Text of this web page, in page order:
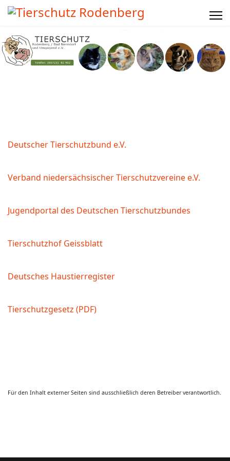
Deutscher Tierschutzbund e.V.
Verband niedersächsischer Tierschutzvereine e.V.
Jugendportal des Deutschen Tierschutzbundes
Tierschutzhof Geissblatt
Deutsches Haustierregister
Tierschutzgesetz (PDF)
Für den Inhalt externer Seiten sind ausschließlich deren Betreiber verantwortlich.